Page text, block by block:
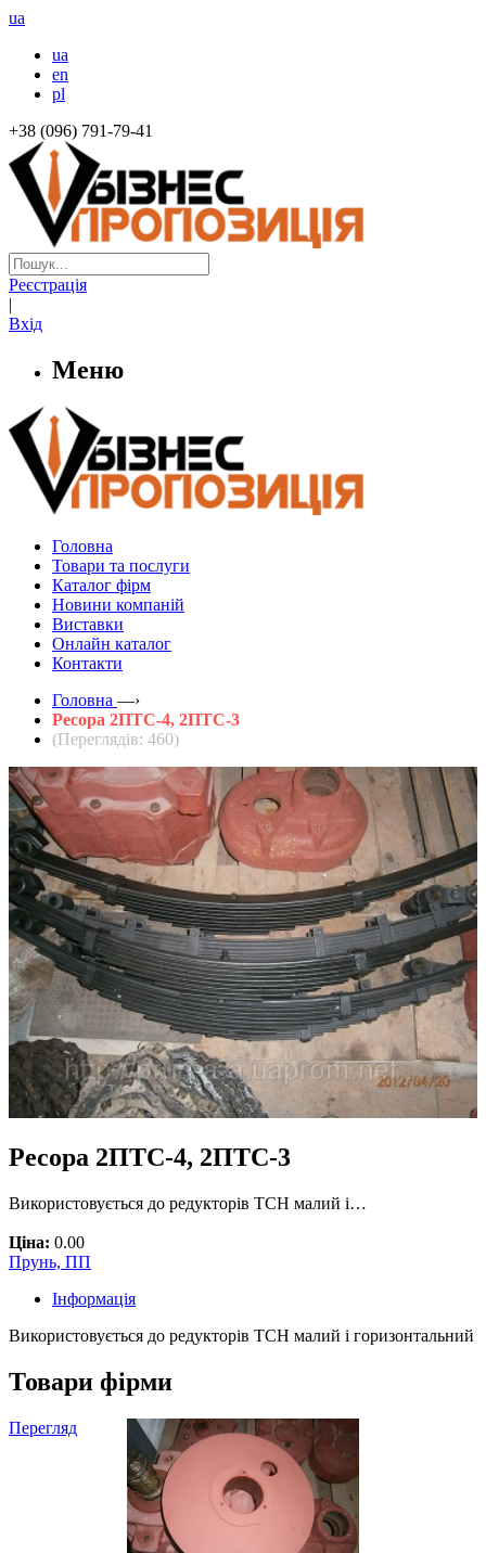
ua
ua
en
pl
+38 (096) 791-79-41
Реєстрація
|
Вхід
Меню
Головна
Товари та послуги
Каталог фірм
Новини компаній
Виставки
Онлайн каталог
Контакти
Головна —›
Ресора 2ПТС-4, 2ПТС-3
(Переглядів: 460)
Ресора 2ПТС-4, 2ПТС-3
Використовується до редукторів ТСН малий і…
Ціна: 0.00
Прунь, ПП
Інформація
Використовується до редукторів ТСН малий і горизонтальний
Товари фірми
Перегляд